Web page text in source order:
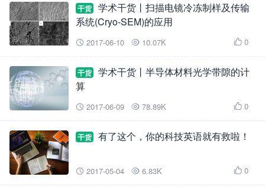
干货
学术干货丨扫描电镜冷冻制样及传输
系统(Cryo-SEM)的应用
 2017-06-10  10.07K  0
干货
学术干货丨半导体材料光学带隙的计
算
 2017-06-09  78.89K  0
干货 有了这个，你的科技英语就有救啦！
 2017-05-04  6.83K  0